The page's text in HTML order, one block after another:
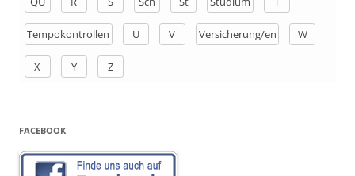
Tempokontrollen U V Versicherung/en W
X Y Z
FACEBOOK